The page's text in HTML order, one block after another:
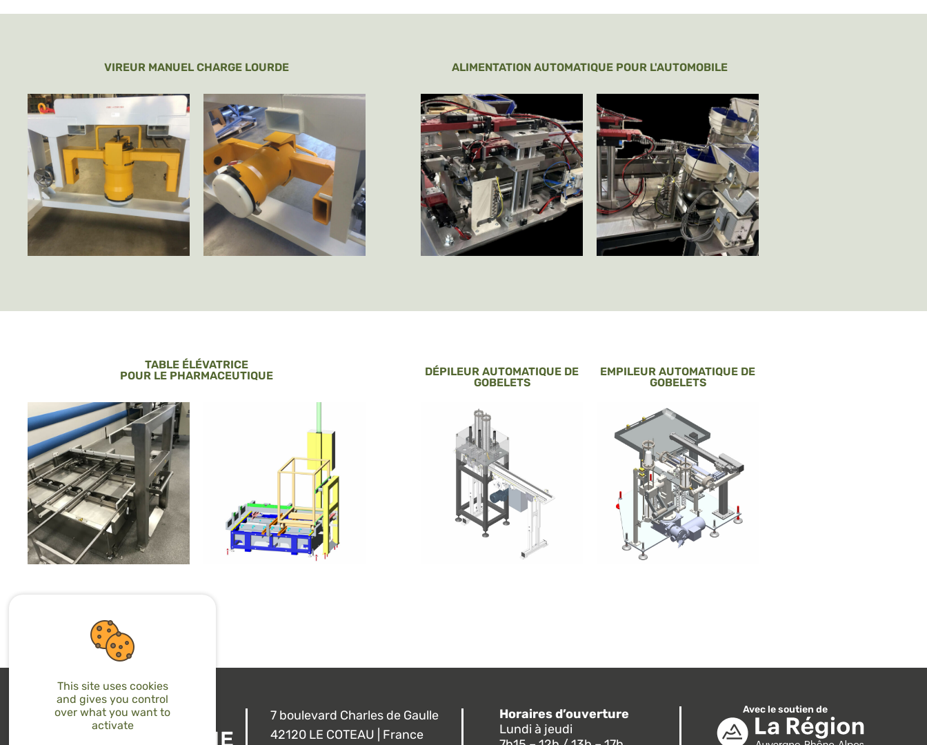
VIREUR MANUEL CHARGE LOURDE ALIMENTATION AUTOMATIQUE POUR L'AUTOMOBILE
TABLE ÉLÉVATRICE
POUR LE PHARMACEUTIQUE
DÉPILEUR AUTOMATIQUE DE
GOBELETS
EMPILEUR AUTOMATIQUE DE
GOBELETS
7 boulevard Charles de Gaulle
42120 LE COTEAU | France
Horaires d’ouverture
Lundi à jeudi
Avec le soutien de
This site uses cookies
and gives you control
over what you want to
activate